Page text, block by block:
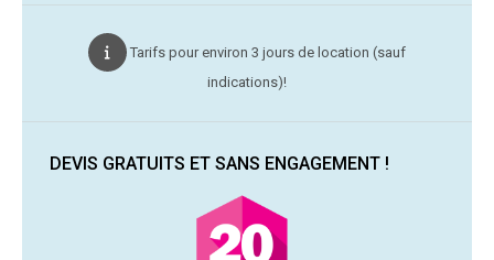
Tarifs pour environ 3 jours de location (sauf
indications)!
DEVIS GRATUITS ET SANS ENGAGEMENT !